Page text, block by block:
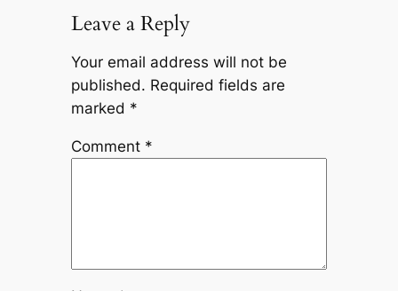
Leave a Reply
Your email address will not be
published. Required fields are
marked *
Comment *